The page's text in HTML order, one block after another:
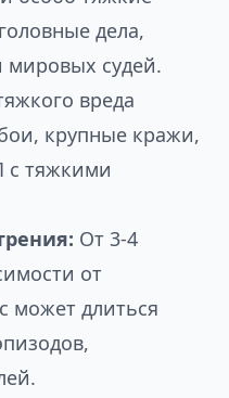
дела,
мировых судей.
вреда
крупные кражи,
с тяжкими
От 3-4
от
может длиться